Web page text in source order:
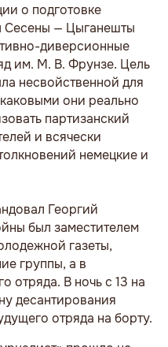
о подготовке
Сесены — Цыганешты
диверсионные
им. М. В. Фрунзе. Цель
несвойственной для
они реально
партизанский
и всячески
немецкие и
Георгий
был заместителем
газеты,
группы, а в
отряда. В ночь с 13 на
десантирования
отряда на борту.